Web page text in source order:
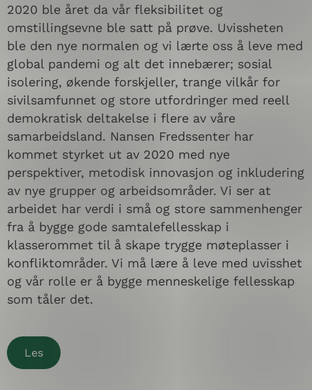
2020 ble året da vår fleksibilitet og
omstillingsevne ble satt på prøve. Uvissheten
ble den nye normalen og vi lærte oss å leve med
global pandemi og alt det innebærer; sosial
isolering, økende forskjeller, trange vilkår for
sivilsamfunnet og store utfordringer med reell
demokratisk deltakelse i flere av våre
samarbeidsland. Nansen Fredssenter har
kommet styrket ut av 2020 med nye
perspektiver, metodisk innovasjon og inkludering
av nye grupper og arbeidsområder. Vi ser at
arbeidet har verdi i små og store sammenhenger
fra å bygge gode samtalefellesskap i
klasserommet til å skape trygge møteplasser i
konfliktområder. Vi må lære å leve med uvisshet
og vår rolle er å bygge menneskelige fellesskap
som tåler det.
Les